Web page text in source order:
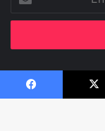
your
Email
Sutinut deWebCo
Facebook X